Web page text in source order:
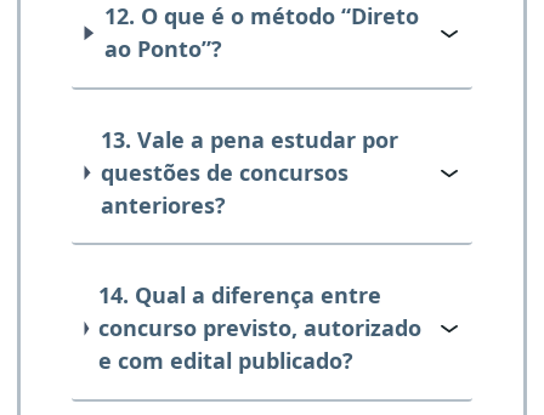
12. O que é o método “Direto
ao Ponto”?
13. Vale a pena estudar por
questões de concursos
anteriores?
14. Qual a diferença entre
concurso previsto, autorizado
e com edital publicado?